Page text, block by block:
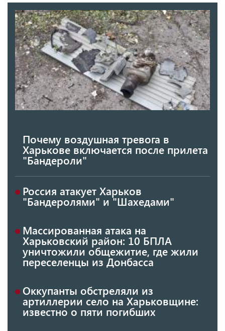
Почему воздушная тревога в
Харькове включается после прилета
"Бандероли"
Россия атакует Харьков
"Бандеролями" и "Шахедами"
Массированная атака на
Харьковский район: 10 БПЛА
уничтожили общежитие, где жили
переселенцы из Донбасса
Оккупанты обстреляли из
артиллерии село на Харьковщине:
известно о пяти погибших